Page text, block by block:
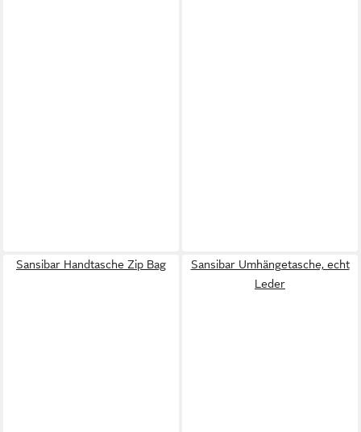
Sansibar Handtasche Zip Bag
Sansibar Umhängetasche, echt
Leder